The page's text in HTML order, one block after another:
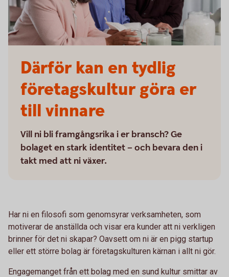
Därför kan en tydlig
företagskultur göra er
till vinnare
Vill ni bli framgångsrika i er bransch? Ge
bolaget en stark identitet – och bevara den i
takt med att ni växer.
Har ni en filosofi som genomsyrar verksamheten, som
motiverar de anställda och visar era kunder att ni verkligen
brinner för det ni skapar? Oavsett om ni är en pigg startup
eller ett större bolag är företagskulturen kärnan i allt ni gör.
Engagemanget från ett bolag med en sund kultur smittar av